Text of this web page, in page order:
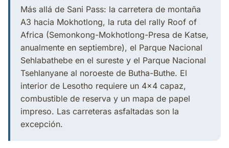
Más allá de Sani Pass: la carretera de montaña
A3 hacia Mokhotlong, la ruta del rally Roof of
Africa (Semonkong-Mokhotlong-Presa de Katse,
anualmente en septiembre), el Parque Nacional
Sehlabathebe en el sureste y el Parque Nacional
Tsehlanyane al noroeste de Butha-Buthe. El
interior de Lesotho requiere un 4x4 capaz,
combustible de reserva y un mapa de papel
impreso. Las carreteras asfaltadas son la
excepción.